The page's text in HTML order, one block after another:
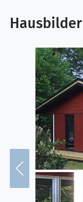
Hausbilder